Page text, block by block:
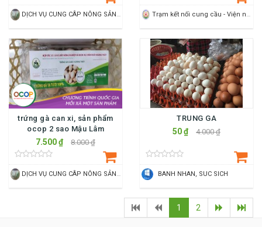
trứng gà can xi, sản phẩm
ocop 2 sao Mậu Lâm
7.500 ₫ 8.000 ₫
TRUNG GA
50 ₫ 4.000 ₫
BANH NHAN, SUC SICH
1 2